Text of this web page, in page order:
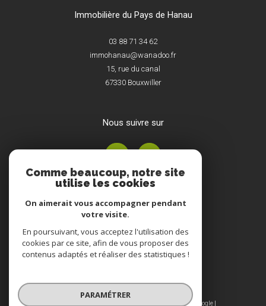
Immobilière du Pays de Hanau
03 88 71 34 62
immohanau@wanadoo.fr
15, rue du canal
67330
Bouxwiller
nous suivre sur
Adhérents
© 2026 | Tous droits réservés | Traduction powered by Google |
Comme beaucoup, notre site
utilise les cookies
On aimerait vous accompagner pendant
votre visite.
En poursuivant, vous acceptez l'utilisation des
cookies par ce site, afin de vous proposer des
contenus adaptés et réaliser des statistiques !
PARAMÉTRER